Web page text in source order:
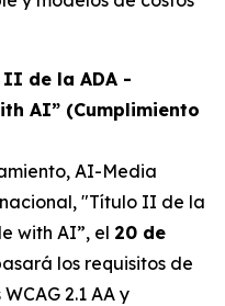
de la ADA -
AI” (Cumplimiento
AI-Media
"Título II de la
with AI”, el 20 de
los requisitos de
2.1 AA y